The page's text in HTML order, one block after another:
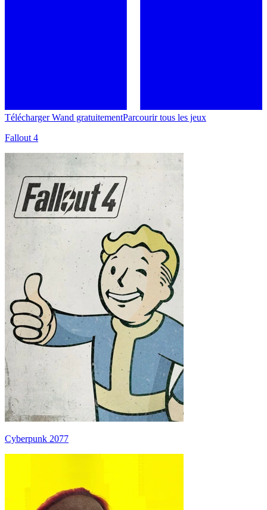
Télécharger Wand gratuitementParcourir tous les jeux
Fallout 4
Cyberpunk 2077